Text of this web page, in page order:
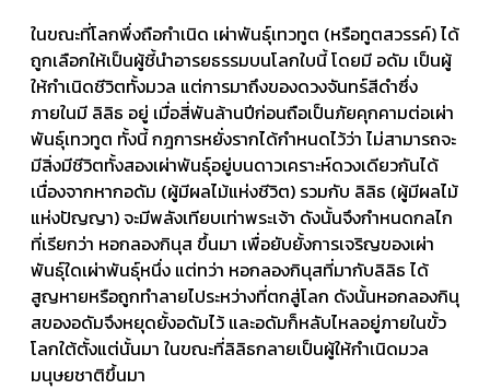
ในขณะที่โลกพึ่งถือกำเนิด เผ่าพันธุ์เทวทูต (หรือทูตสวรรค์) ได้
ถูกเลือกให้เป็นผู้ชี้นำอารยธรรมบนโลกใบนี้ โดยมี อดัม เป็นผู้
ให้กำเนิดชีวิตทั้งมวล แต่การมาถึงของดวงจันทร์สีดำซึ่ง
ภายในมี ลิลิธ อยู่ เมื่อสี่พันล้านปีก่อนถือเป็นภัยคุกคามต่อเผ่า
พันธุ์เทวทูต ทั้งนี้ กฎการหยั่งรากได้กำหนดไว้ว่า ไม่สามารถจะ
มีสิ่งมีชีวิตทั้งสองเผ่าพันธุ์อยู่บนดาวเคราะห์ดวงเดียวกันได้
เนื่องจากหากอดัม (ผู้มีผลไม้แห่งชีวิต) รวมกับ ลิลิธ (ผู้มีผลไม้
แห่งปัญญา) จะมีพลังเทียบเท่าพระเจ้า ดังนั้นจึงกำหนดกลไก
ที่เรียกว่า หอกลองกินุส ขึ้นมา เพื่อยับยั้งการเจริญของเผ่า
พันธุ์ใดเผ่าพันธุ์หนึ่ง แต่ทว่า หอกลองกินุสที่มากับลิลิธ ได้
สูญหายหรือถูกทำลายไประหว่างที่ตกสู่โลก ดังนั้นหอกลองกินุ
สของอดัมจึงหยุดยั้งอดัมไว้ และอดัมก็หลับไหลอยู่ภายในขั้ว
โลกใต้ตั้งแต่นั้นมา ในขณะที่ลิลิธกลายเป็นผู้ให้กำเนิดมวล
มนุษยชาติขึ้นมา